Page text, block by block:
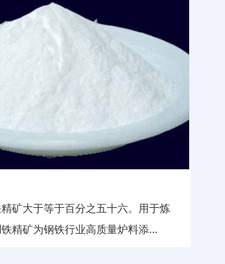
矿大于等于百分之五十六。用于炼
精矿为钢铁行业高质量炉料添...